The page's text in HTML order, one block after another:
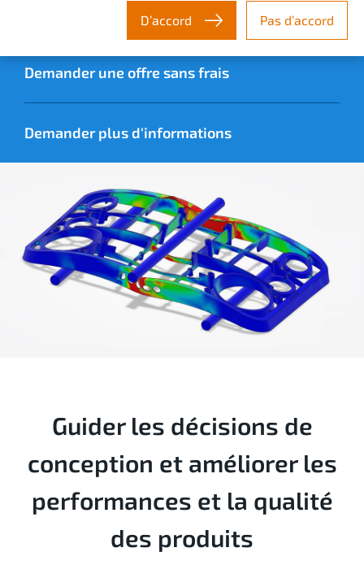
D’accord Pas d’accord
Matrice de comparaison des solutions
Demander une offre sans frais
Demander plus d'informations
Guider les décisions de
conception et améliorer les
performances et la qualité
des produits